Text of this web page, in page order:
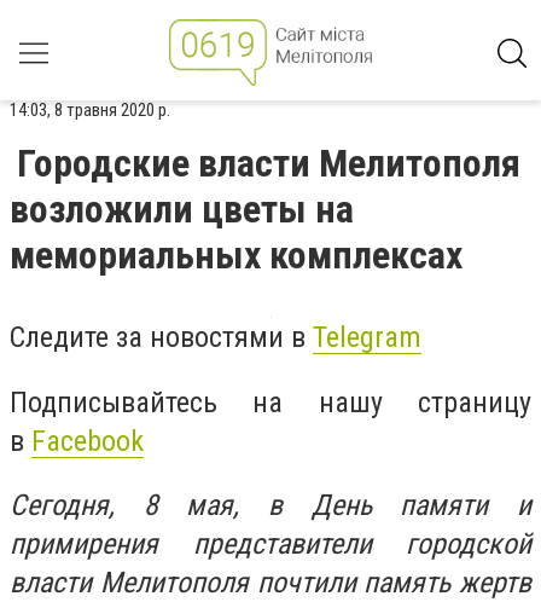
14:03, 8 травня 2020 р.
Городские власти Мелитополя
возложили цветы на
мемориальных комплексах
Следите за новостями в Telegram
Подписывайтесь на нашу страницу
в Facebook
Сегодня, 8 мая, в День памяти и
примирения представители городской
власти Мелитополя почтили память жертв